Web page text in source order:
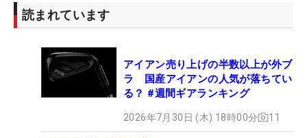
読まれています
アイアン売り上げの半数以上が外ブ
ラ 国産アイアンの人気が落ちてい
る？ #週間ギアランキング
2026年7月30日 (木) 18時00分 11